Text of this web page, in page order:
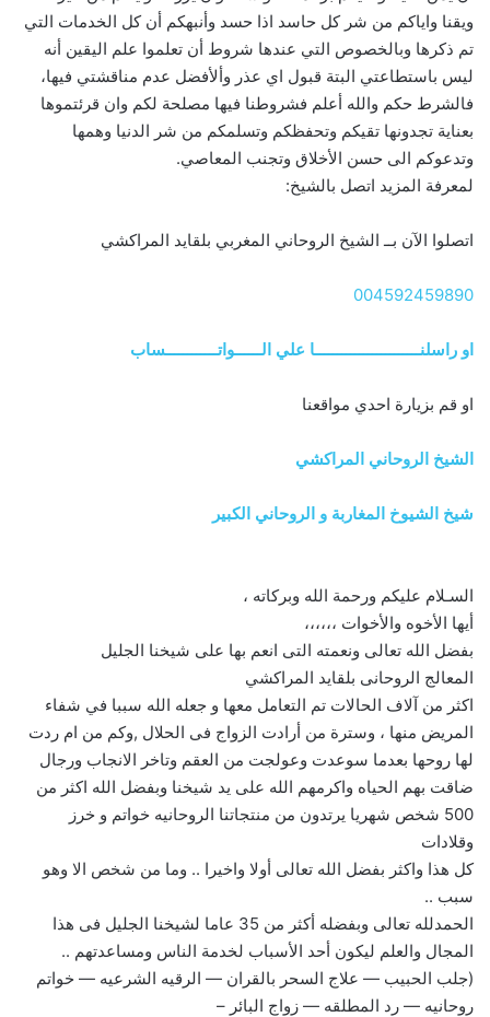
ويقنا واياكم من شر كل حاسد اذا حسد وأنبهكم أن كل الخدمات التي
تم ذكرها وبالخصوص التي عندها شروط أن تعلموا علم اليقين أنه
ليس باستطاعتي البتة قبول اي عذر وألأفضل عدم مناقشتي فيها،
فالشرط حكم والله أعلم فشروطنا فيها مصلحة لكم وان قرئتموها
بعناية تجدونها تقيكم وتحفظكم وتسلمكم من شر الدنيا وهمها
وتدعوكم الى حسن الأخلاق وتجنب المعاصي.
لمعرفة المزيد اتصل بالشيخ:
اتصلوا الآن بــ الشيخ الروحاني المغربي بلقايد المراكشي
004592459890
او راسلنــــــــــــــــــــــــا علي الــــــواتــــــــــــساب
او قم بزيارة احدي مواقعنا
الشيخ الروحاني المراكشي
شيخ الشيوخ المغاربة و الروحاني الكبير
السـلام عليكم ورحمة الله وبركاته ،
أيها الأخوه والأخوات ،،،،،،
بفضل الله تعالى ونعمته التى انعم بها على شيخنا الجليل
المعالج الروحانى بلقايد المراكشي
اكثر من آلاف الحالات تم التعامل معها و جعله الله سببا في شفاء
المريض منها ، وسترة من أرادت الزواج فى الحلال ,وكم من ام ردت
لها روحها بعدما سوعدت وعولجت من العقم وتاخر الانجاب ورجال
ضاقت بهم الحياه واكرمهم الله على يد شيخنا وبفضل الله اكثر من
500 شخص شهريا يرتدون من منتجاتنا الروحانيه خواتم و خرز
وقلادات
كل هذا واكثر بفضل الله تعالى أولا واخيرا .. وما من شخص الا وهو
سبب ..
الحمدلله تعالى وبفضله أكثر من 35 عاما لشيخنا الجليل فى هذا
المجال والعلم ليكون أحد الأسباب لخدمة الناس ومساعدتهم ..
(جلب الحبيب — علاج السحر بالقران — الرقيه الشرعيه — خواتم
روحانيه — رد المطلقه — زواج البائر –